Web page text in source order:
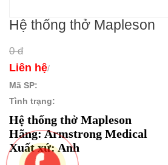
Hệ thống thở Mapleson
0 đ
Liên hệ/
Mã SP:
Tình trạng:
Hệ thống thở Mapleson
Hãng: Armstrong Medical
Xuất xứ: Anh